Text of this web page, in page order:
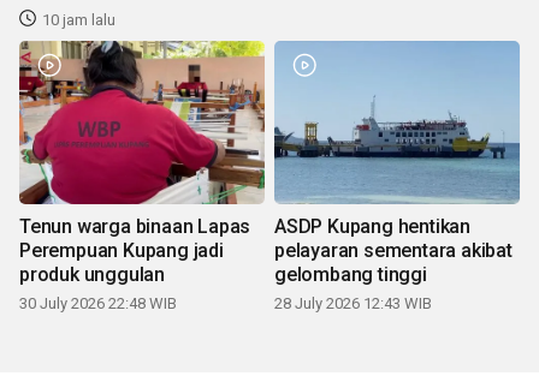
10 jam lalu
Tenun warga binaan Lapas
Perempuan Kupang jadi
produk unggulan
30 July 2026 22:48 WIB
ASDP Kupang hentikan
pelayaran sementara akibat
gelombang tinggi
28 July 2026 12:43 WIB